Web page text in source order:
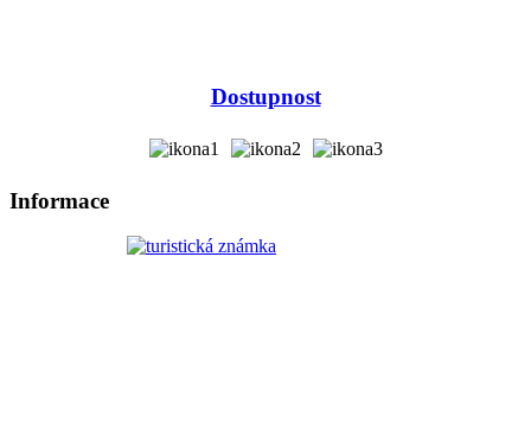
Dostupnost
Informace